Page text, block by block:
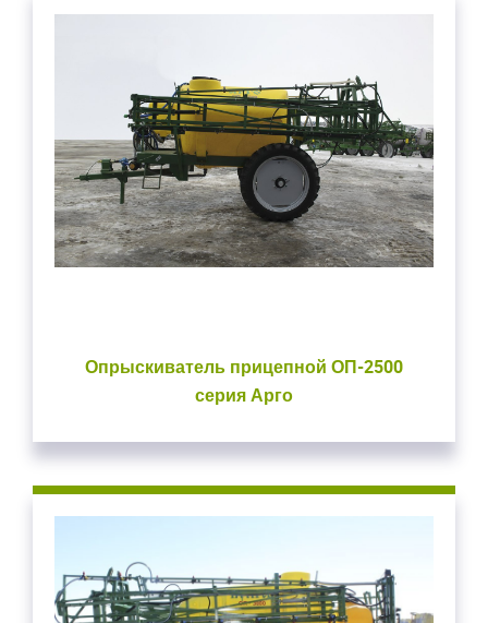
Опрыскиватель прицепной ОП-2500
серия Арго